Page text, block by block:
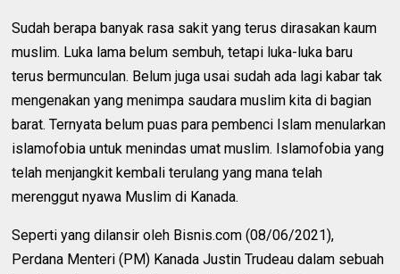
Sudah berapa banyak rasa sakit yang terus dirasakan kaum
muslim. Luka lama belum sembuh, tetapi luka-luka baru
terus bermunculan. Belum juga usai sudah ada lagi kabar tak
mengenakan yang menimpa saudara muslim kita di bagian
barat. Ternyata belum puas para pembenci Islam menularkan
islamofobia untuk menindas umat muslim. Islamofobia yang
telah menjangkit kembali terulang yang mana telah
merenggut nyawa Muslim di Kanada.
Seperti yang dilansir oleh Bisnis.com (08/06/2021),
Perdana Menteri (PM) Kanada Justin Trudeau dalam sebuah